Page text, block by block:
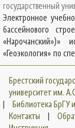
государственный
Электронное
бассейнового
«Нарочанский»)»
«Геоэкология» по
Брестский
университет им.
|
Библиотека БрГУ
Контакты
|